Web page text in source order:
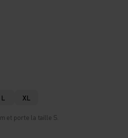
L XL
et porte la taille S.